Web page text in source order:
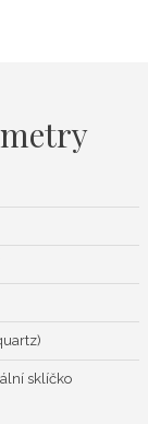
sklíčko